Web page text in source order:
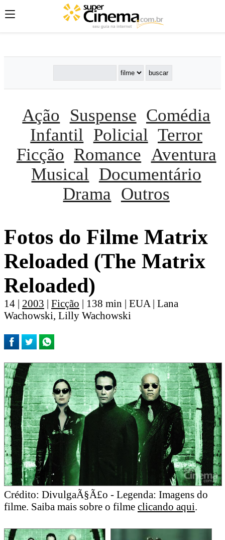
';';
Ação Suspense Comédia
Infantil
Policial Terror
Ficção Romance Aventura
Musical
Documentário
Drama
Outros
Fotos do Filme Matrix
Reloaded (The Matrix
Reloaded)
14 | 2003 | Ficção | 138 min | EUA | Lana
Wachowski, Lilly Wachowski
Crédito: DivulgaÃ§Ã£o - Legenda: Imagens do
filme. Saiba mais sobre o filme clicando aqui.